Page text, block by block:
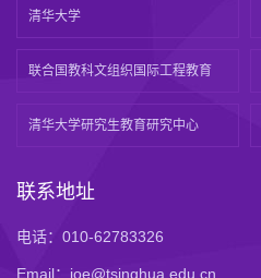
清华大学
联合国教科文组织国际工程教育
清华大学研究生教育研究中心
联系地址
电话：010-62783326
Email：ioe@tsinghua.edu.cn